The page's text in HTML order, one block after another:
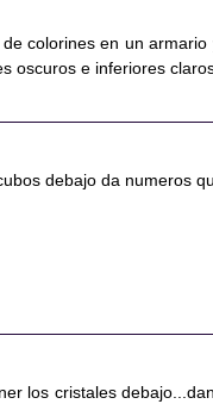
colorines en un
oscuros e inferiores
debajo da numeros
los cristales